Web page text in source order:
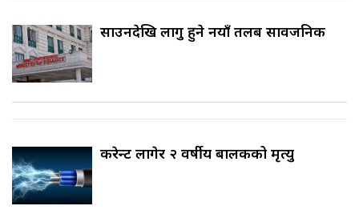
साउनदेखि लागु हुने नयाँ तलब सार्वजनिक
करेन्ट लागेर २ वर्षीय बालकको मृत्यु